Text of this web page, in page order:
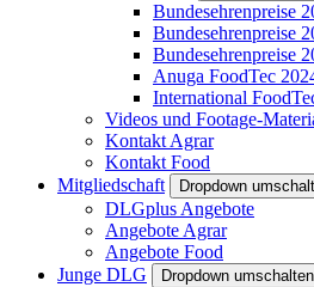
Bundesehrenpreise
Bundesehrenpreise
Bundesehrenpreise
Anuga FoodTec
International
Videos und Footage-
Kontakt Agrar
Kontakt Food
Mitgliedschaft
Dropdown
DLGplus Angebote
Angebote Agrar
Angebote Food
Junge DLG
Dropdown umschalten